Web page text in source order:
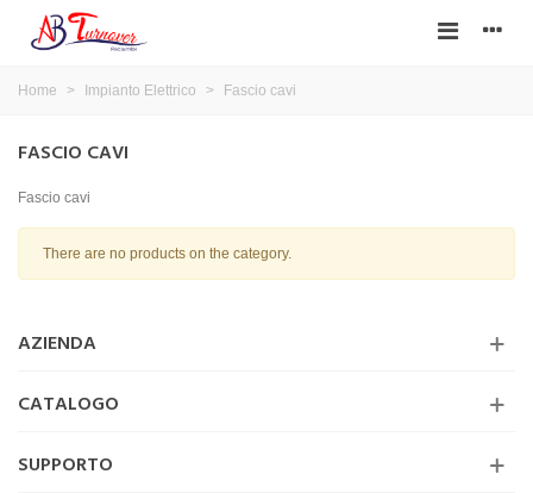
Home > Impianto Elettrico > Fascio cavi
FASCIO CAVI
Fascio cavi
There are no products on the category.
AZIENDA
CATALOGO
SUPPORTO